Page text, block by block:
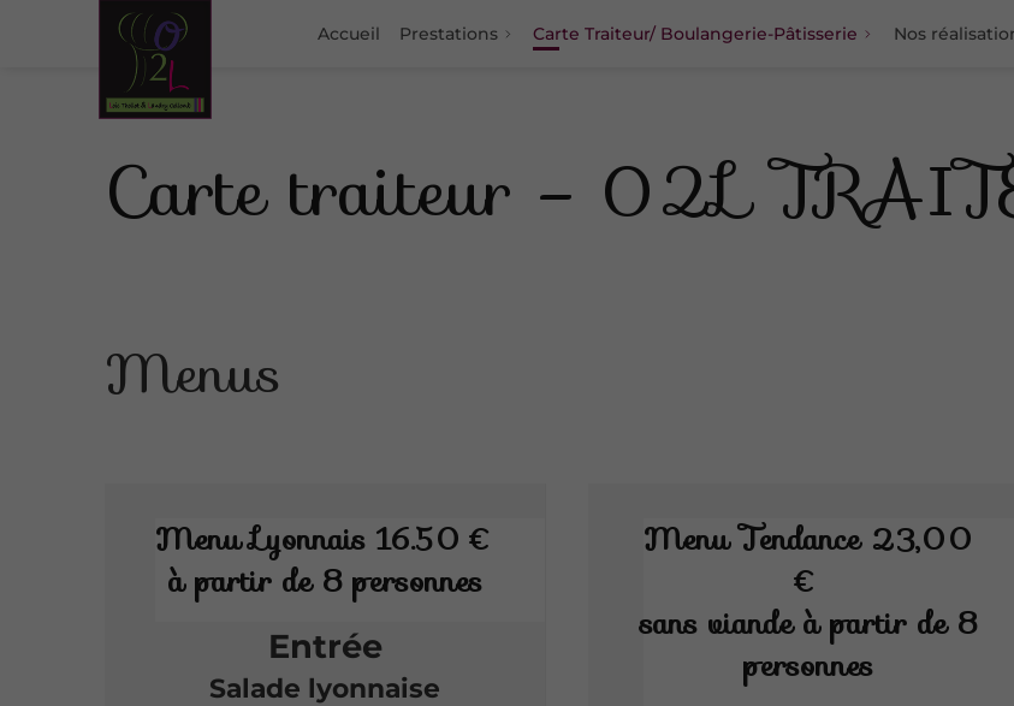
Accueil Prestations Carte Traiteur/ Boulangerie-Pâtisserie
Les entrées
Plats uniques
Nos
Carte traiteur – 02L
Menus
Menu Lyonnais 16.50 €
à partir de 8 personnes
Entrée
Salade lyonnaise
Menu Tendance23,00
€
sans viande à partir de 8
personnes